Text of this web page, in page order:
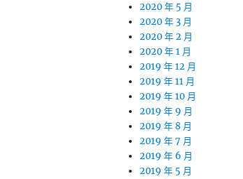
2020 年 5 月
2020 年 3 月
2020 年 2 月
2020 年 1 月
2019 年 12 月
2019 年 11 月
2019 年 10 月
2019 年 9 月
2019 年 8 月
2019 年 7 月
2019 年 6 月
2019 年 5 月